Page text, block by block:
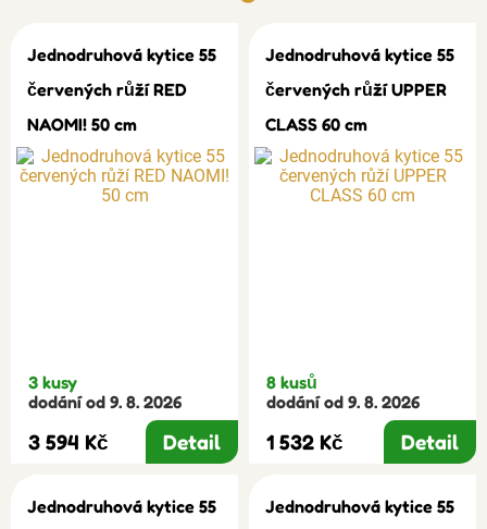
Jednodruhová kytice 55
červených růží RED
NAOMI! 50 cm
3 kusy
dodání od 9. 8. 2026
3 594 Kč Detail
Jednodruhová kytice 55
červených růží UPPER
CLASS 60 cm
8 kusů
dodání od 9. 8. 2026
1 532 Kč Detail
Jednodruhová kytice 55
Jednodruhová kytice 55